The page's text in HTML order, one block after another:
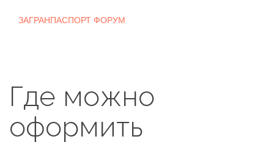
ЗАГРАНПАСПОРТ ФОРУМ
Где можно
оформить